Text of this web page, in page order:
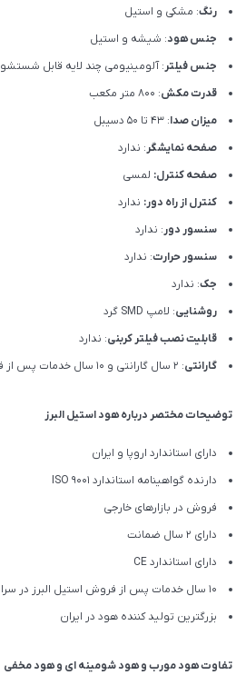
رنگ: مشکی و استیل
جنس هود: شیشه و استیل
جنس فیلتر: آلومینیومی چند لایه قابل شستشو
قدرت مکش: 800 متر مکعب
میزان صدا: 43 تا 50 دسیبل
صفحه نمایشگر: ندارد
صفحه کنترل: لمسی
کنترل از راه دور: ندارد
سنسور دور: ندارد
سنسور حرارت: ندارد
جک: ندارد
روشنایی: لامپ SMD گرد
قابلیت نصب فیلتر کربنی: ندارد
گارانتی: 2 سال گارانتی و 10 سال خدمات پس از فروش استیل البرز
توضیحات مختصر درباره هود استیل البرز
دارای استاندارد اروپا و ایران
دارنده گواهینامه استاندارد ISO 9001
فروش در بازارهای خارجی
دارای 2 سال ضمانت
دارای استاندارد CE
10 سال خدمات پس از فروش استیل البرز در سراسر کشور
بزرگترین تولید کننده هود در ایران
تفاوت هود مورب و هود شومینه ای و هود مخفی